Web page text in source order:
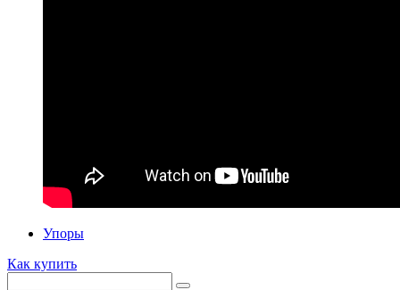
Упоры
Как купить